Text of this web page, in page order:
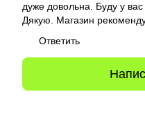
дуже довольна. Буду у
Дякую. Магазин
Ответить